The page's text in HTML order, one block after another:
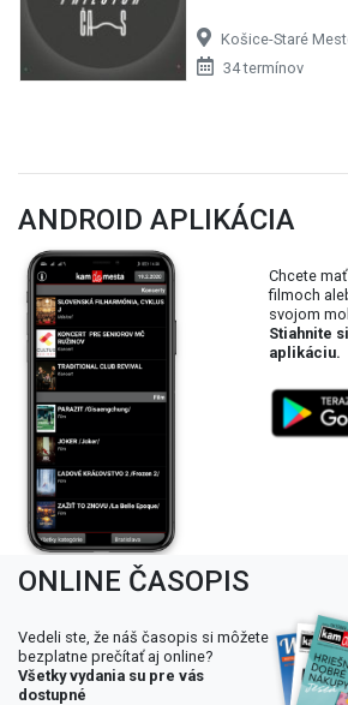
Košice-Staré
34 termínov
ANDROID APLIKÁCIA
Chcete
filmoch
svojom
Stiahnite
aplikáciu.
ONLINE ČASOPIS
Vedeli ste, že náš časopis si môžete
bezplatne prečítať aj online?
Všetky vydania su pre vás
dostupné